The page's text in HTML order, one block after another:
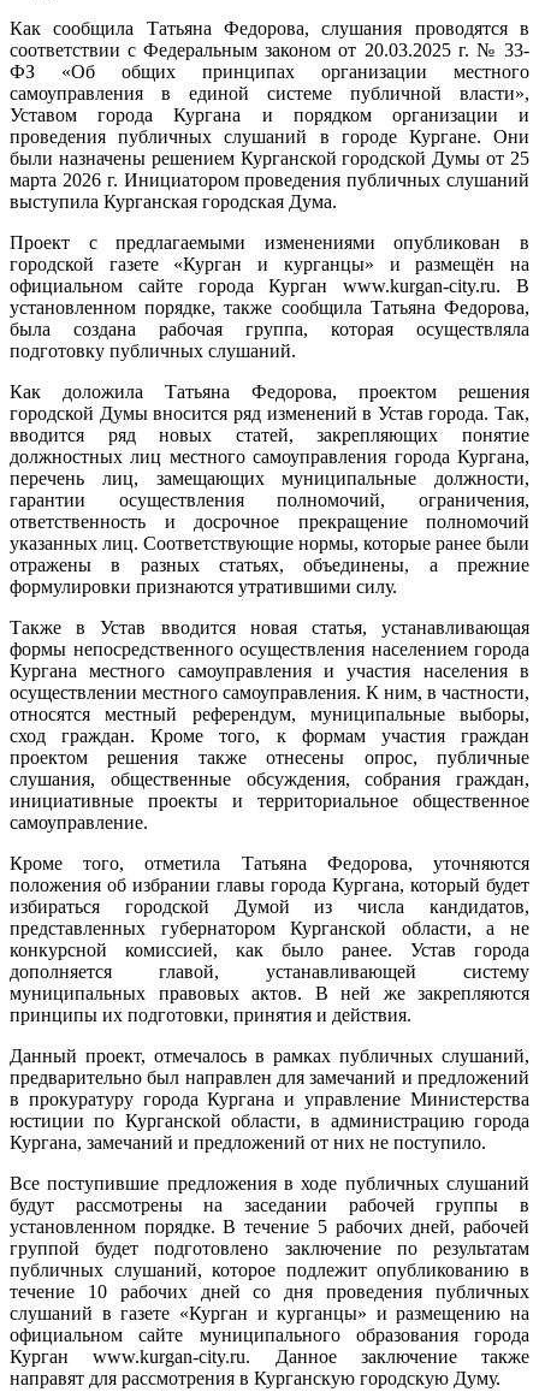
Как сообщила Татьяна Федорова, слушания проводятся в
соответствии с Федеральным законом от 20.03.2025 г. № 33-
ФЗ «Об общих принципах организации местного
самоуправления в единой системе публичной власти»,
Уставом города Кургана и порядком организации и
проведения публичных слушаний в городе Кургане. Они
были назначены решением Курганской городской Думы от 25
марта 2026 г. Инициатором проведения публичных слушаний
выступила Курганская городская Дума.
Проект с предлагаемыми изменениями опубликован в
городской газете «Курган и курганцы» и размещён на
официальном сайте города Курган www.kurgan-city.ru. В
установленном порядке, также сообщила Татьяна Федорова,
была создана рабочая группа, которая осуществляла
подготовку публичных слушаний.
Как доложила Татьяна Федорова, проектом решения
городской Думы вносится ряд изменений в Устав города. Так,
вводится ряд новых статей, закрепляющих понятие
должностных лиц местного самоуправления города Кургана,
перечень лиц, замещающих муниципальные должности,
гарантии осуществления полномочий, ограничения,
ответственность и досрочное прекращение полномочий
указанных лиц. Соответствующие нормы, которые ранее были
отражены в разных статьях, объединены, а прежние
формулировки признаются утратившими силу.
Также в Устав вводится новая статья, устанавливающая
формы непосредственного осуществления населением города
Кургана местного самоуправления и участия населения в
осуществлении местного самоуправления. К ним, в частности,
относятся местный референдум, муниципальные выборы,
сход граждан. Кроме того, к формам участия граждан
проектом решения также отнесены опрос, публичные
слушания, общественные обсуждения, собрания граждан,
инициативные проекты и территориальное общественное
самоуправление.
Кроме того, отметила Татьяна Федорова, уточняются
положения об избрании главы города Кургана, который будет
избираться городской Думой из числа кандидатов,
представленных губернатором Курганской области, а не
конкурсной комиссией, как было ранее. Устав города
дополняется главой, устанавливающей систему
муниципальных правовых актов. В ней же закрепляются
принципы их подготовки, принятия и действия.
Данный проект, отмечалось в рамках публичных слушаний,
предварительно был направлен для замечаний и предложений
в прокуратуру города Кургана и управление Министерства
юстиции по Курганской области, в администрацию города
Кургана, замечаний и предложений от них не поступило.
Все поступившие предложения в ходе публичных слушаний
будут рассмотрены на заседании рабочей группы в
установленном порядке. В течение 5 рабочих дней, рабочей
группой будет подготовлено заключение по результатам
публичных слушаний, которое подлежит опубликованию в
течение 10 рабочих дней со дня проведения публичных
слушаний в газете «Курган и курганцы» и размещению на
официальном сайте муниципального образования города
Курган www.kurgan-city.ru. Данное заключение также
направят для рассмотрения в Курганскую городскую Думу.